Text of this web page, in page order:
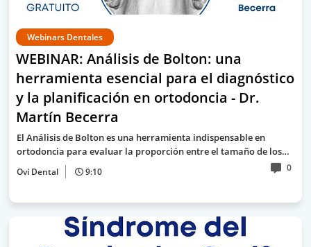
Webinars Dentales
WEBINAR: Análisis de Bolton: una
herramienta esencial para el diagnóstico
y la planificación en ortodoncia - Dr.
Martín Becerra
El Análisis de Bolton es una herramienta indispensable en
ortodoncia para evaluar la proporción entre el tamaño de los…
Ovi Dental 9:10 0